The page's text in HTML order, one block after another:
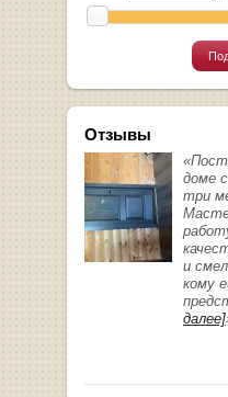
Отзывы
доме
три
и
кому
далее]